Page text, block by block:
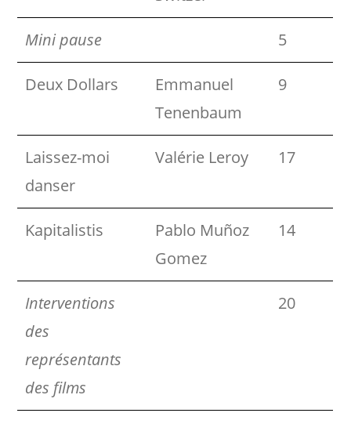
Mini pause 5
Deux Dollars
Emmanuel
Tenenbaum
9
Laissez-moi
danser
Valérie Leroy 17
Kapitalistis
Pablo Muñoz
Gomez
14
Interventions
des
représentants
des films
20